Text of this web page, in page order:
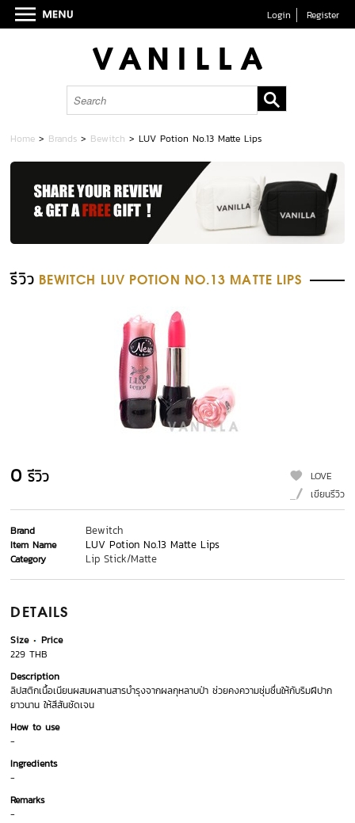
Login Register
Home > Brands > Bewitch >LUV Potion No.13 Matte Lips
รีวิว BEWITCH LUV POTION NO.13 MATTE LIPS
0 รีวิว
LOVE
เขียนรีวิว
Brand Bewitch
Item Name LUV Potion No.13 Matte Lips
Category Lip Stick/Matte
DETAILS
Size
Price
229 THB
Description
ลิปสติกเนื้อเนียนผสมผสานสารบำรุงจากผลกุหลาบป่า ช่วยคงความชุ่มชื่นให้กับริมฝีปาก
ยาวนาน ให้สีสันชัดเจน
How to use
-
Ingredients
-
Remarks
-